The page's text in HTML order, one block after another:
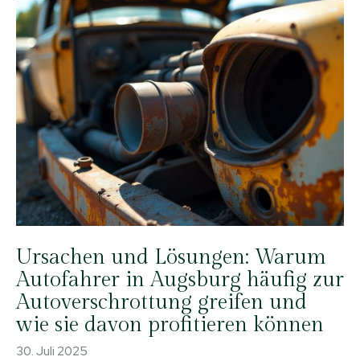
Ursachen und Lösungen: Warum
Autofahrer in Augsburg häufig zur
Autoverschrottung greifen und
wie sie davon profitieren können
30. Juli 2025